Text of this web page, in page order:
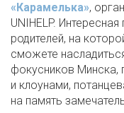
«Карамелька»,
UNIHELP.
родителей, на
сможете
фокусников Минска,
и клоунами,
на память